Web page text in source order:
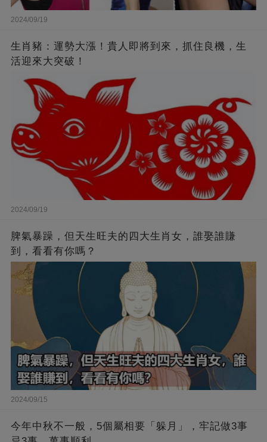
2024/09/19
生肖豬：運勢大漲！貴人即將到來，抓住良機，生
活迎來大突破！
2024/09/19
脾氣暴躁，但天生旺夫的四大生肖女，誰娶誰賺
到，看看有你嗎？
2024/09/15
今年中秋不一般，5個屬相要「躲月」，牢記做3事